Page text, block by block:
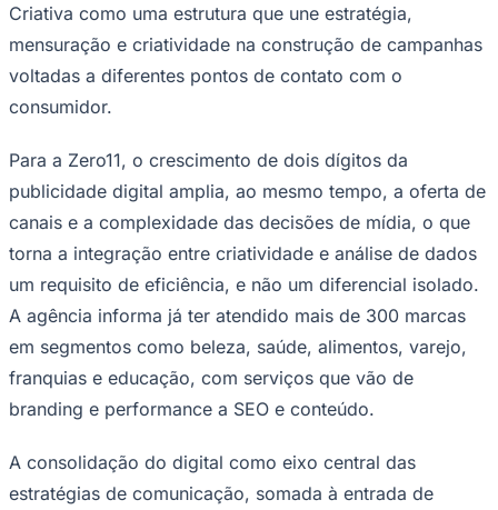
Criativa como uma estrutura que une estratégia,
mensuração e criatividade na construção de campanhas
voltadas a diferentes pontos de contato com o
consumidor.
Para a Zero11, o crescimento de dois dígitos da
publicidade digital amplia, ao mesmo tempo, a oferta de
canais e a complexidade das decisões de mídia, o que
torna a integração entre criatividade e análise de dados
um requisito de eficiência, e não um diferencial isolado.
A agência informa já ter atendido mais de 300 marcas
em segmentos como beleza, saúde, alimentos, varejo,
franquias e educação, com serviços que vão de
branding e performance a SEO e conteúdo.
A consolidação do digital como eixo central das
estratégias de comunicação, somada à entrada de